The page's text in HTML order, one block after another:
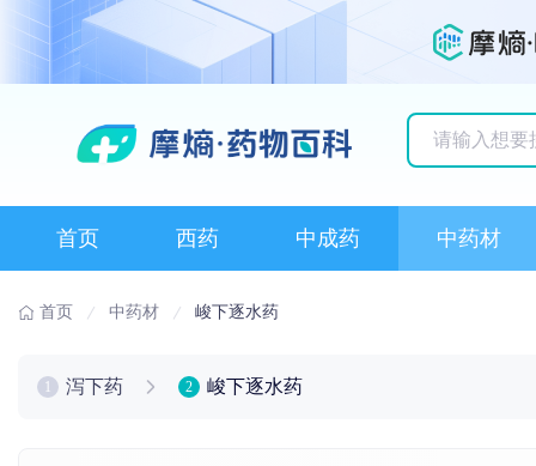
首页 西药 中成药 中药材
首页 中药材 峻下逐水药
泻下药 2 峻下逐水药